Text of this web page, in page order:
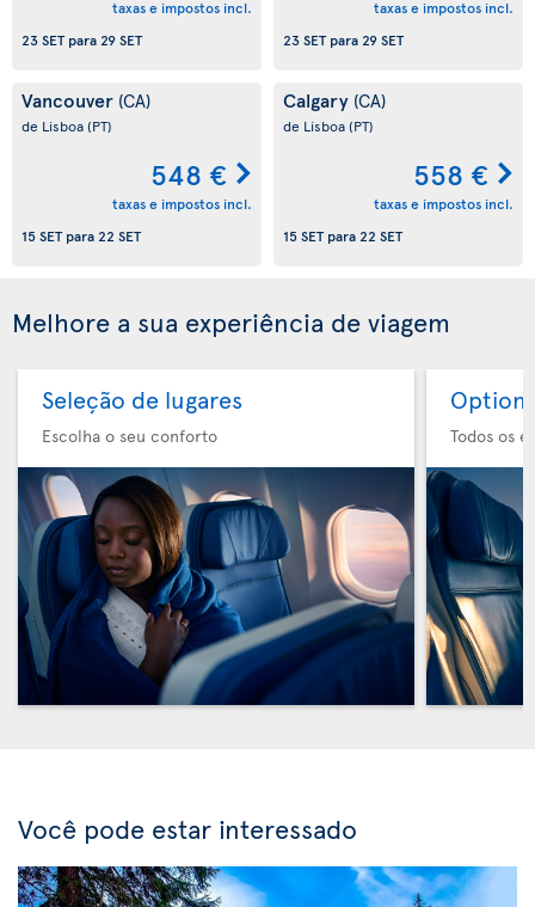
taxas e impostos incl.
23 SETpara29 SET
taxas e impostos incl.
23 SETpara29 SET
Vancouver (CA)
de Lisboa(PT)
548 €
taxas e impostos incl.
15 SETpara22 SET
Calgary (CA)
de Lisboa(PT)
558 €
taxas e impostos incl.
15 SETpara22 SET
Melhore a sua experiência de viagem
Seleção de lugares
Escolha o seu conforto
Option
Todos os
Você pode estar interessado